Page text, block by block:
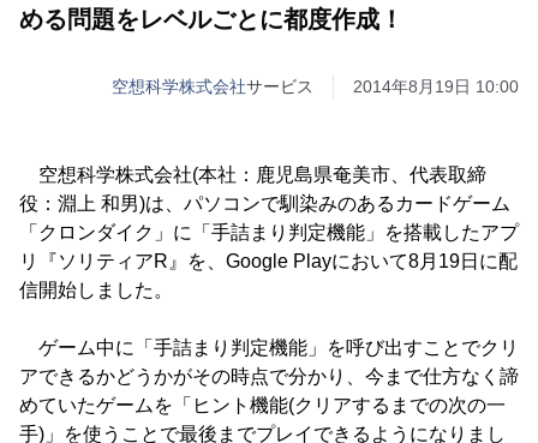
める問題をレベルごとに都度作成！
空想科学株式会社サービス 2014年8月19日 10:00
空想科学株式会社(本社：鹿児島県奄美市、代表取締
役：淵上 和男)は、パソコンで馴染みのあるカードゲーム
「クロンダイク」に「手詰まり判定機能」を搭載したアプ
リ『ソリティアR』を、Google Playにおいて8月19日に配
信開始しました。
ゲーム中に「手詰まり判定機能」を呼び出すことでクリ
アできるかどうかがその時点で分かり、今まで仕方なく諦
めていたゲームを「ヒント機能(クリアするまでの次の一
手)」を使うことで最後までプレイできるようになりまし